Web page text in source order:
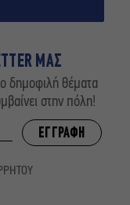
ΜΑΣ
δημοφιλή θέματα
στην πόλη!